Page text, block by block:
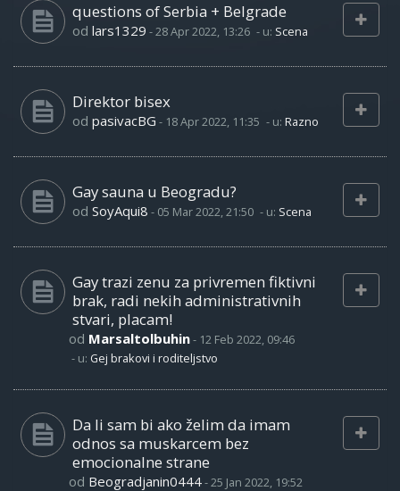
questions of Serbia + Belgrade
od lars1329 -28 Apr 2022, 13:26 - u: Scena
Direktor bisex
od pasivacBG - 18 Apr 2022, 11:35 - u: Razno
Gay sauna u Beogradu?
od SoyAqui8 - 05 Mar 2022, 21:50 - u: Scena
Gay trazi zenu za privremen fiktivni
brak, radi nekih administrativnih
stvari, placam!
od Marsaltolbuhin- 12 Feb 2022, 09:46
- u: Gej brakovi i roditeljstvo
Da li sam bi ako želim da imam
odnos sa muskarcem bez
emocionalne strane
od Beogradjanin0444-25 Jan 2022, 19:52